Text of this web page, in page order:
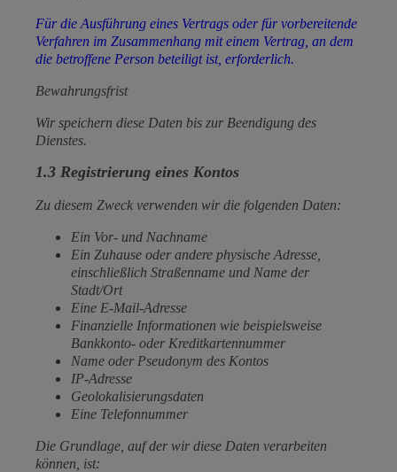
Für die Ausführung eines Vertrags oder für vorbereitende
Verfahren im Zusammenhang mit einem Vertrag, an dem
die betroffene Person beteiligt ist, erforderlich.
Bewahrungsfrist
Wir speichern diese Daten bis zur Beendigung des
Dienstes.
1.3 Registrierung eines Kontos
Zu diesem Zweck verwenden wir die folgenden Daten:
Ein Vor- und Nachname
Ein Zuhause oder andere physische Adresse,
einschließlich Straßenname und Name der
Stadt/Ort
Eine E-Mail-Adresse
Finanzielle Informationen wie beispielsweise
Bankkonto- oder Kreditkartennummer
Name oder Pseudonym des Kontos
IP-Adresse
Geolokalisierungsdaten
Eine Telefonnummer
Die Grundlage, auf der wir diese Daten verarbeiten
können, ist: